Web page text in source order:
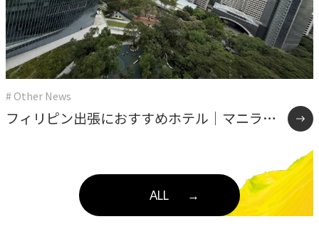
# Other News
フィリピン出張におすすめホテル｜マニラ
ALL →